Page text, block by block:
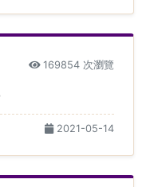
169854 次瀏覽
2021-05-14